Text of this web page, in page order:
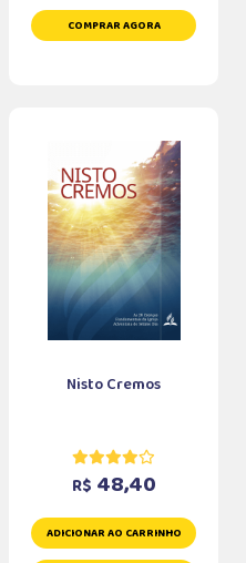
COMPRAR AGORA
Nisto Cremos
R$ 48,40
ADICIONAR AO CARRINHO